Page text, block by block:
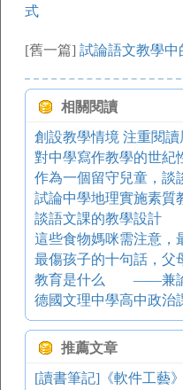
式
[舊一篇] 試論語文教學中
相關閱讀
對中學寫作教學的世紀
作為一個留守兒童，談
試論中學地理實施素質
談語文課的教學設計
這些食物媽咪需注意，
最傷孩子的十句話，父
教育是什么 ——兼論
德國文理中學高中政治
推薦文章
[讀書筆記]《軟件工藝》